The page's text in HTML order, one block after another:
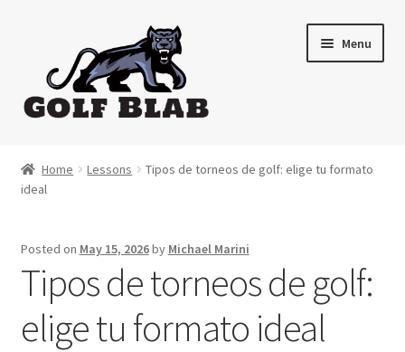
navigation
content
Menu
About
My Account
Cart
Home Lessons
Tipos de torneos de golf: elige tu formato
ideal
Posted on May 15, 2026by Michael Marini
Tipos de torneos de golf:
elige tu formato ideal